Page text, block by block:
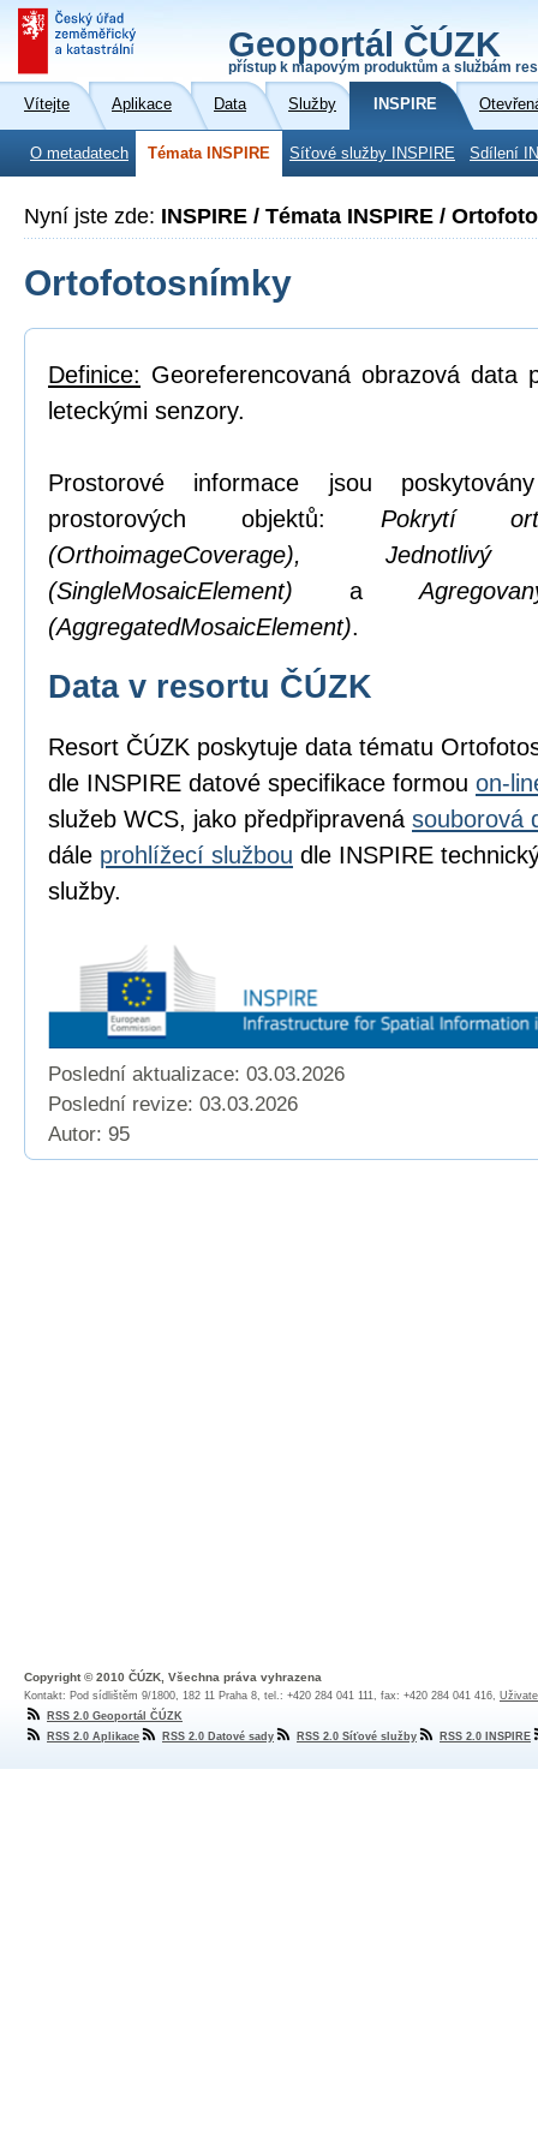
Geoportál ČÚZK
přístup k mapovým produktům a službám
Vítejte Aplikace Data Služby INSPIRE
O metadatech Témata INSPIRE Síťové služby INSPIRE Sdílení
Nyní jste zde: INSPIRE / Témata INSPIRE /
Ortofotosnímky
Definice: Georeferencovaná obrazová data
leteckými senzory.
Prostorové informace jsou
prostorových objektů: Pokrytí
(OrthoimageCoverage),
(SingleMosaicElement) a
(AggregatedMosaicElement).
Data v resortu ČÚZK
Resort ČÚZK poskytuje data tématu
dle INSPIRE datové specifikace formou on-
služeb WCS, jako předpřipravená souborová
dále prohlížecí službou dle INSPIRE
služby.
Poslední aktualizace: 03.03.2026
Poslední revize: 03.03.2026
Autor: 95
Copyright © 2010 ČÚZK, Všechna práva vyhrazena
Kontakt: Pod sídlištěm 9/1800, 182 11 Praha 8, tel.: +420 284 041 111, fax: +420 284 041 416,
RSS 2.0 Geoportál ČÚZK
RSS 2.0 Aplikace
RSS 2.0 Datové sady RSS 2.0 Síťové služby RSS 2.0 INSPIRE